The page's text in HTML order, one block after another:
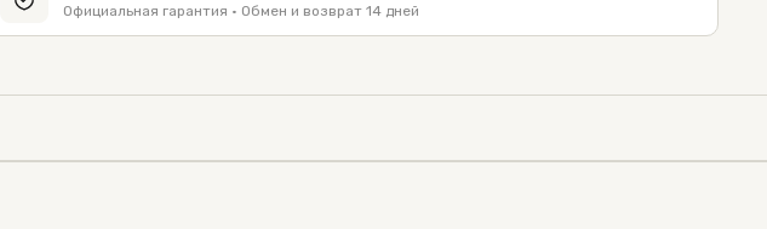
Официальная гарантия · Обмен и возврат 14 дней